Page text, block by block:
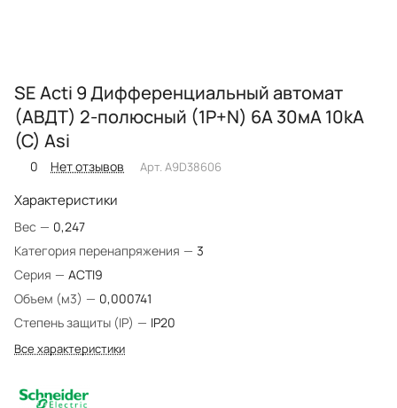
SE Acti 9 Дифференциальный автомат
(АВДТ) 2-полюсный (1P+N) 6А 30мА 10kA
(C) Asi
0 Нет отзывов Арт. A9D38606
Характеристики
Вес — 0,247
Категория перенапряжения — 3
Серия — ACTI9
Объем (м3) — 0,000741
Степень защиты (IP) — IP20
Все характеристики